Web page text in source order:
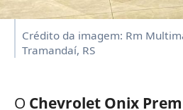
Crédito da imagem: Rm
Tramandaí, RS
O Chevrolet Onix